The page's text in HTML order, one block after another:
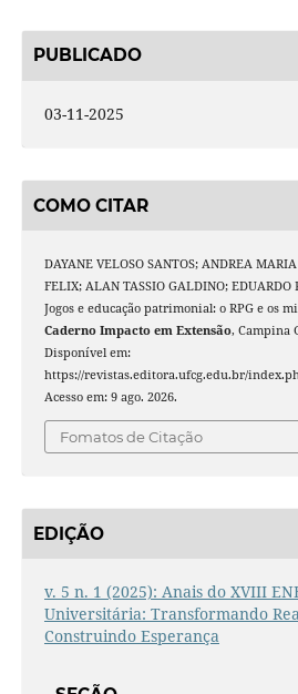
PUBLICADO
03-11-2025
COMO CITAR
DAYANE VELOSO SANTOS; ANDREA
FELIX; ALAN TASSIO GALDINO; EDUARDO
Jogos e educação patrimonial: o RPG e os
Caderno Impacto em Extensão, Campina
Disponível em:
https://revistas.editora.ufcg.edu.br/
Acesso em: 9 ago. 2026.
Fomatos de Citação
EDIÇÃO
v. 5 n. 1 (2025): Anais do XVIII
Universitária: Transformando
Construindo Esperança